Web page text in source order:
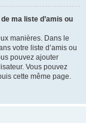
ma liste d’amis ou
manières. Dans le
votre liste d’amis ou
pouvez ajouter
Vous pouvez
cette même page.